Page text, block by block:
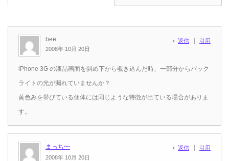
bee
2008年 10月 20日
返信 引用
iPhone 3G の液晶画面を斜め下から覗き込んだ時、一部分からバック
ライトの光が漏れていませんか？
黄色みを帯びている個体には同じような特徴が出ている場合がありま
す。
まっち〜
2008年 10月 20日
返信 引用